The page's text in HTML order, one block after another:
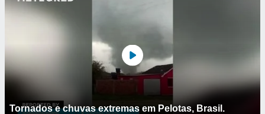
Tornados e chuvas extremas em Pelotas, Brasil.